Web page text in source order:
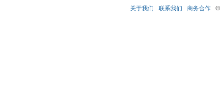
关于我们 联系我们 商务合作